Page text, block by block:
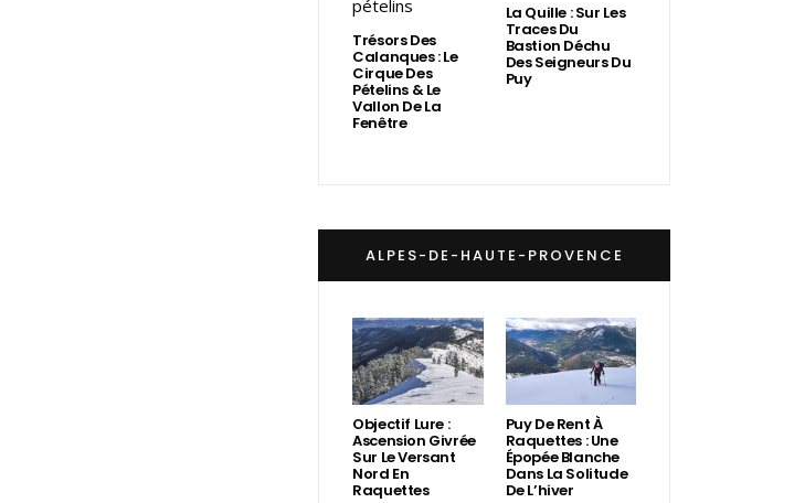
Trésors Des
Calanques : Le
Cirque Des
Pételins & Le
Vallon De La
Fenêtre
La Quille : Sur Les
Traces Du
Bastion Déchu
Des Seigneurs Du
Puy
ALPES-DE-HAUTE-PROVENCE
Objectif Lure :
Ascension Givrée
Sur Le Versant
Nord En
Raquettes
Puy De Rent À
Raquettes : Une
Épopée Blanche
Dans La Solitude
De L’hiver